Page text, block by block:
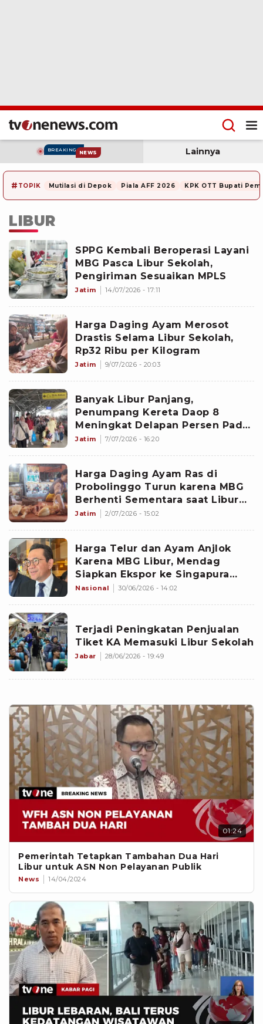
BREAKING NEWS Lainnya
# TOPIK Mutilasi di Depok Piala AFF 2026 KPK OTT Bupati
LIBUR
SPPG Kembali Beroperasi Layani
MBG Pasca Libur Sekolah,
Pengiriman Sesuaikan MPLS
Jatim 14/07/2026 - 17:11
Harga Daging Ayam Merosot
Drastis Selama Libur Sekolah,
Rp32 Ribu per Kilogram
Jatim 9/07/2026 - 20:03
Banyak Libur Panjang,
Penumpang Kereta Daop 8
Meningkat Delapan Persen Pada
Semester Pertama
Jatim 7/07/2026 - 16:20
Harga Daging Ayam Ras di
Probolinggo Turun karena MBG
Berhenti Sementara saat Libur
Sekolah
Jatim 2/07/2026 - 15:02
Harga Telur dan Ayam Anjlok
Karena MBG Libur, Mendag
Siapkan Ekspor ke Singapura
untuk Serap Surplus
Nasional 30/06/2026 - 14:02
Terjadi Peningkatan Penjualan
Tiket KA Memasuki Libur Sekolah
Jabar 28/06/2026 - 19:49
01:24
Pemerintah Tetapkan Tambahan Dua Hari
Libur untuk ASN Non Pelayanan Publik
News 14/04/2024